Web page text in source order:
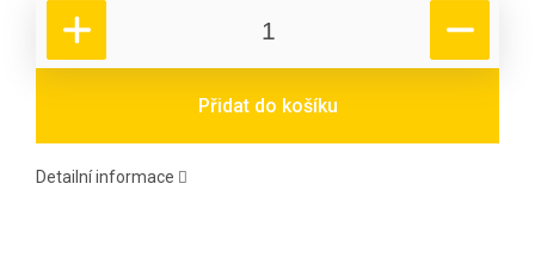
Přidat do košíku
Detailní informace